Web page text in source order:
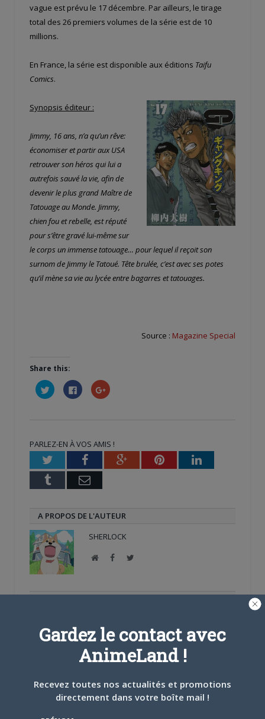
vague est prévu le 17 décembre. Par ailleurs, le tirage
total des 26 premiers volumes de la série est de 10
millions.
En France, la série est disponible aux éditions Taifu
Comics.
Synopsis éditeur :
Jimmy, 16 ans, n’a qu’un rêve:
économiser et partir aux USA
retrouver son héros qui lui a
autrefois sauvé la vie, afin de
devenir le plus grand Maître de
Tatouage au Monde. Jimmy,
chien fou et rebelle, est réputé
pour s’être gravé lui-même sur
le corps un immense tatouage… pour lequel il reçoit son
surnom de Jimmy le Tatoué. Tête brulée, c’est avec ses potes
qu’il mène sa vie au lycée entre bagarres et tatouages.
Source : Magazine Special
Share this:
Cliquez
pour
partager
fenêtre)
Cliquez
pour
partager
fenêtre)
Cliquez
pour
nouvelle
fenêtre)
PARLEZ-EN À VOS AMIS !
TwitterFacebookGoogle+PinterestLinkedIn
Tumblr Email
A PROPOS DE L'AUTEUR
SHERLOCK
Site FacebookTwitter
L’AnimeLand Hors-Série
– Spécial Posters est
disponible !
Gardez le contact avec
AnimeLand !
Recevez toutes nos actualités et promotions
directement dans votre boîte mail !